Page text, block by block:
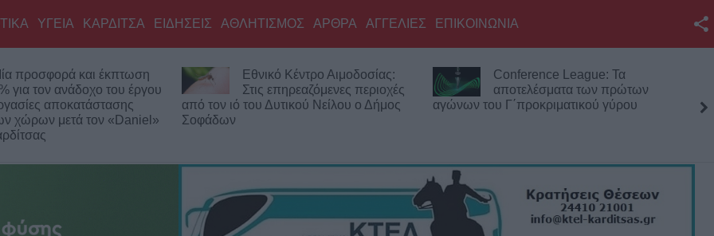
Twitter
YouTube
Επικοινωνία με το
ΥΓΕΙΑ ΚΑΡΔΙΤΣΑ ΕΙΔΗΣΕΙΣ ΑΘΛΗΤΙΣΜΟΣ ΑΡΘΡΑ ΑΓΓΕΛΙΕΣ ΕΠΙΚΟΙΝΩΝΙΑ
και έκπτωση
του έργου
τον «Daniel»
Εθνικό Κέντρο Αιμοδοσίας:
Στις επηρεαζόμενες περιοχές
από τον ιό του Δυτικού Νείλου ο Δήμος
Σοφάδων
Conference League: Τα
αποτελέσματα των πρώτων
αγώνων του Γ΄προκριματικού γύρου
Play